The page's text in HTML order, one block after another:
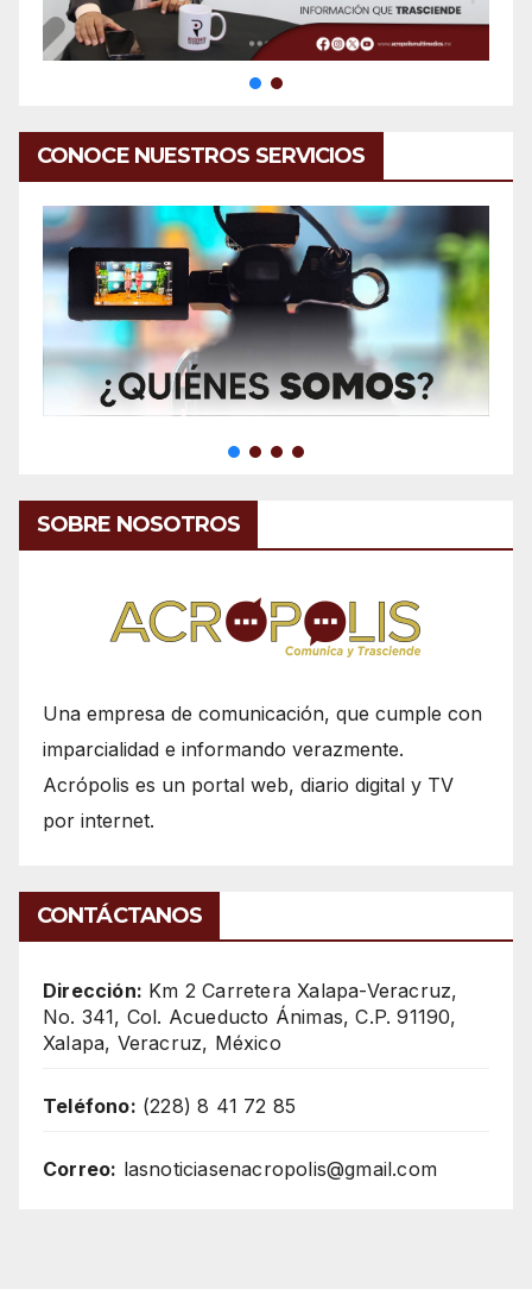
CONOCE NUESTROS SERVICIOS
SOBRE NOSOTROS
Una empresa de comunicación, que cumple con
imparcialidad e informando verazmente.
Acrópolis es un portal web, diario digital y TV
por internet.
CONTÁCTANOS
Dirección: Km 2 Carretera Xalapa-Veracruz,
No. 341, Col. Acueducto Ánimas, C.P. 91190,
Xalapa, Veracruz, México
Teléfono: (228) 8 41 72 85
Correo: lasnoticiasenacropolis@gmail.com